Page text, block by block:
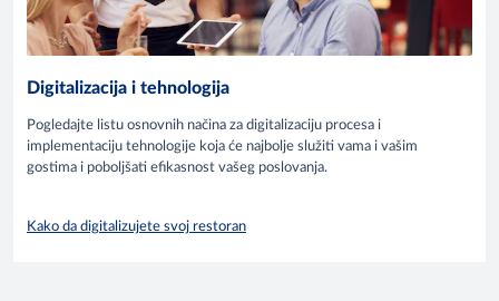
Digitalizacija i tehnologija
Pogledajte listu osnovnih načina za digitalizaciju procesa i
implementaciju tehnologije koja će najbolje služiti vama i vašim
gostima i poboljšati efikasnost vašeg poslovanja.
Kako da digitalizujete svoj restoran